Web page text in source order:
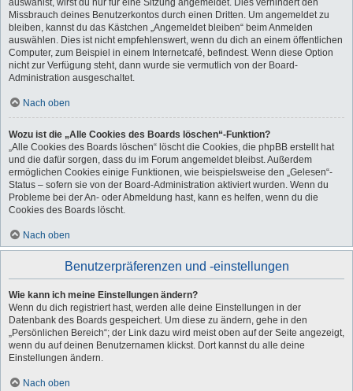
auswählst, wirst du nur für eine Sitzung angemeldet. Dies verhindert den
Missbrauch deines Benutzerkontos durch einen Dritten. Um angemeldet zu
bleiben, kannst du das Kästchen „Angemeldet bleiben“ beim Anmelden
auswählen. Dies ist nicht empfehlenswert, wenn du dich an einem öffentlichen
Computer, zum Beispiel in einem Internetcafé, befindest. Wenn diese Option
nicht zur Verfügung steht, dann wurde sie vermutlich von der Board-
Administration ausgeschaltet.
Nach oben
Wozu ist die „Alle Cookies des Boards löschen“-Funktion?
„Alle Cookies des Boards löschen“ löscht die Cookies, die phpBB erstellt hat
und die dafür sorgen, dass du im Forum angemeldet bleibst. Außerdem
ermöglichen Cookies einige Funktionen, wie beispielsweise den „Gelesen“-
Status – sofern sie von der Board-Administration aktiviert wurden. Wenn du
Probleme bei der An- oder Abmeldung hast, kann es helfen, wenn du die
Cookies des Boards löscht.
Nach oben
Benutzerpräferenzen und -einstellungen
Wie kann ich meine Einstellungen ändern?
Wenn du dich registriert hast, werden alle deine Einstellungen in der
Datenbank des Boards gespeichert. Um diese zu ändern, gehe in den
„Persönlichen Bereich“; der Link dazu wird meist oben auf der Seite angezeigt,
wenn du auf deinen Benutzernamen klickst. Dort kannst du alle deine
Einstellungen ändern.
Nach oben